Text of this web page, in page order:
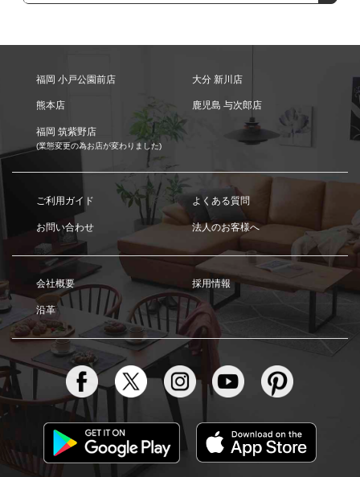
福岡 小戸公園前店 大分 新川店
熊本店 鹿児島 与次郎店
福岡 筑紫野店
(業態変更の為お店が変わりました)
ご利用ガイド よくある質問
お問い合わせ 法人のお客様へ
会社概要 採用情報
沿革